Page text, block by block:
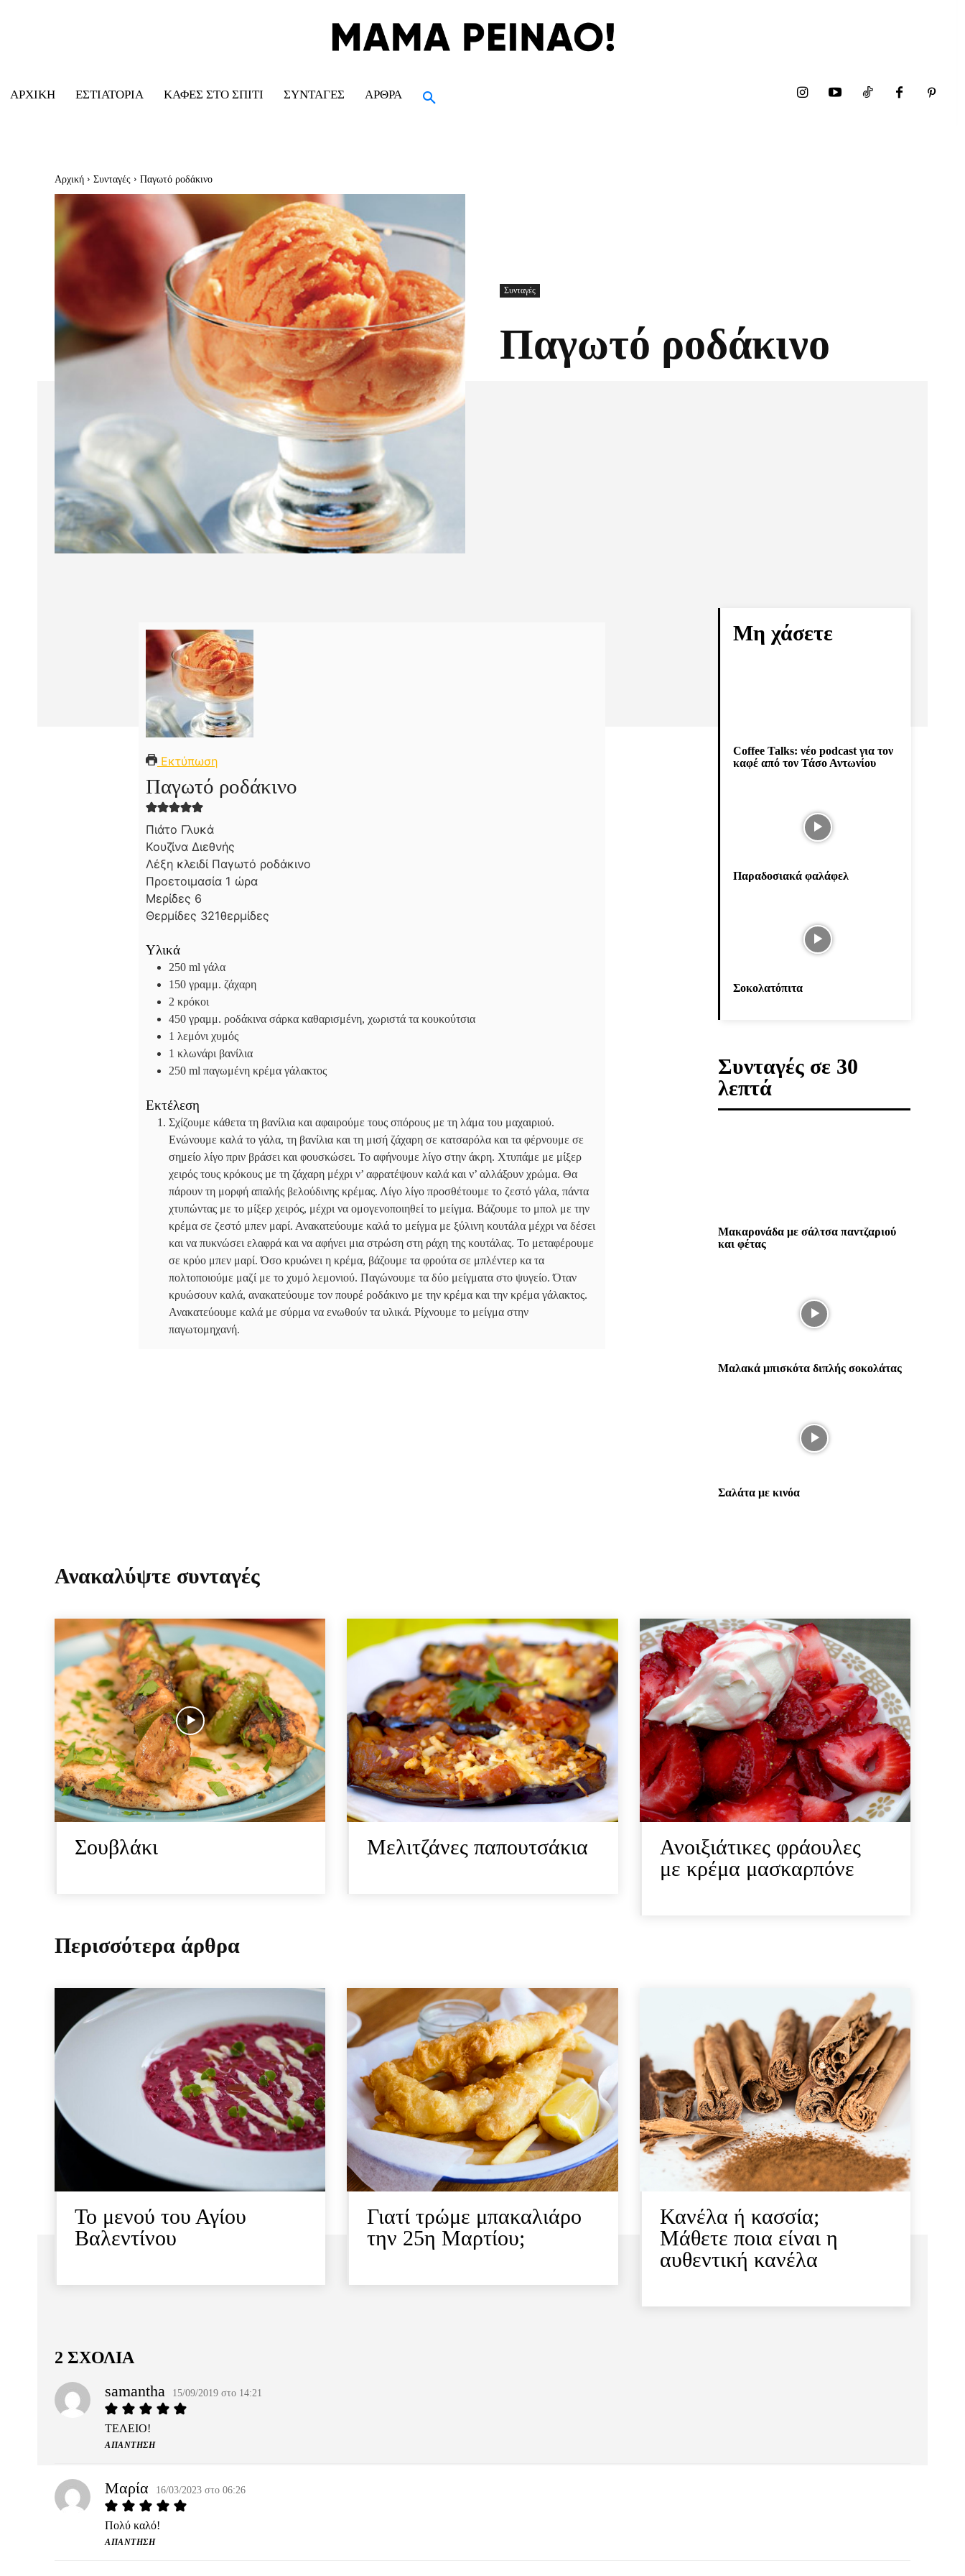
ΑΡΧΙΚΉ ΕΣΤΙΑΤΌΡΙΑ ΚΑΦΈΣ ΣΤΟ ΣΠΊΤΙ ΣΥΝΤΑΓΈΣ ΆΡΘΡΑ
Αρχική Συνταγές Παγωτό ροδάκινο
Συνταγές
Παγωτό ροδάκινο
Εκτύπωση
Παγωτό ροδάκινο
Πιάτο Γλυκά
Κουζίνα Διεθνής
Λέξη κλειδί Παγωτό ροδάκινο
Προετοιμασία 1 ώ
α
ώρα
Μερίδες 6
Θερμίδες 321θερμίδες
Υλικά
250 ml γάλα
150 γραμμ. ζάχαρη
2 κρόκοι
450 γραμμ. ροδάκινα σάρκα καθαρισμένη, χωριστά τα κουκούτσια
1 λεμόνι χυμός
1 κλωνάρι βανίλια
250 ml παγωμένη κρέμα γάλακτος
Εκτέλεση
Σχίζουμε κάθετα τη βανίλια και αφαιρούμε τους σπόρους με τη λάμα του μαχαιριού.
Ενώνουμε καλά το γάλα, τη βανίλια και τη μισή ζάχαρη σε κατσαρόλα και τα φέρνουμε σε
σημείο λίγο πριν βράσει και φουσκώσει. Το αφήνουμε λίγο στην άκρη. Χτυπάμε με μίξερ
χειρός τους κρόκους με τη ζάχαρη μέχρι ν’ αφρατέψουν καλά και ν’ αλλάξουν χρώμα. Θα
πάρουν τη μορφή απαλής βελούδινης κρέμας. Λίγο λίγο προσθέτουμε το ζεστό γάλα, πάντα
χτυπώντας με το μίξερ χειρός, μέχρι να ομογενοποιηθεί το μείγμα. Βάζουμε το μπολ με την
κρέμα σε ζεστό μπεν μαρί. Ανακατεύουμε καλά το μείγμα με ξύλινη κουτάλα μέχρι να δέσει
και να πυκνώσει ελαφρά και να αφήνει μια στρώση στη ράχη της κουτάλας. Το μεταφέρουμε
σε κρύο μπεν μαρί. Όσο κρυώνει η κρέμα, βάζουμε τα φρούτα σε μπλέντερ κα τα
πολτοποιούμε μαζί με το χυμό λεμονιού. Παγώνουμε τα δύο μείγματα στο ψυγείο. Όταν
κρυώσουν καλά, ανακατεύουμε τον πουρέ ροδάκινο με την κρέμα και την κρέμα γάλακτος.
Ανακατεύουμε καλά με σύρμα να ενωθούν τα υλικά. Ρίχνουμε το μείγμα στην
παγωτομηχανή.
Μη χάσετε
Coffee Talks: νέο podcast για τον
καφέ από τον Τάσο Αντωνίου
Παραδοσιακά φαλάφελ
Σοκολατόπιτα
Συνταγές σε 30
λεπτά
Μακαρονάδα με σάλτσα παντζαριού
και φέτας
Μαλακά μπισκότα διπλής σοκολάτας
Σαλάτα με κινόα
Ανακαλύψτε συνταγές
Σουβλάκι Μελιτζάνες παπουτσάκια
Ανοιξιάτικες φράουλες
με κρέμα μασκαρπόνε
Περισσότερα άρθρα
Το μενού του Αγίου
Βαλεντίνου
Γιατί τρώμε μπακαλιάρο
την 25η Μαρτίου;
Κανέλα ή κασσία;
Μάθετε ποια είναι η
αυθεντική κανέλα
2 ΣΧΟΛΙΑ
samantha 15/09/2019 στο 14:21
ΤΕΛΕΙΟ!
ΑΠΆΝΤΗΣΗ
Μαρία 16/03/2023 στο 06:26
Πολύ καλό!
ΑΠΆΝΤΗΣΗ